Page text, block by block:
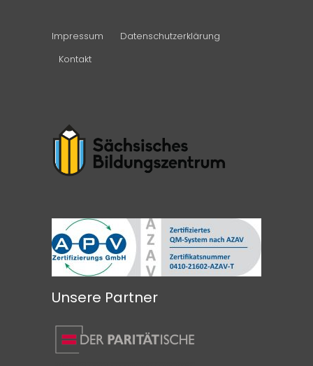
Impressum
Datenschutzerklärung
Kontakt
Unsere Partner